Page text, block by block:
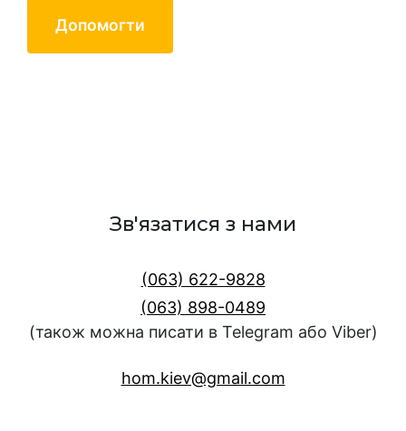
Допомогти
Зв'язатися з нами
(063) 622-9828
(063) 898-0489
(також можна писати в Telegram або Viber)
hom.kiev@gmail.com